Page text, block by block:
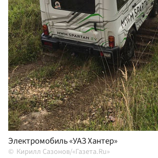
Электромобиль «УАЗ Хантер»
Кирилл Сазонов/«Газета.Ru»